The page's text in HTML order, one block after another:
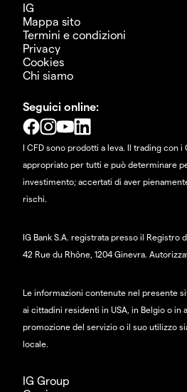
IG
Mappa sito
Termini e condizioni
Privacy
Cookies
Chi siamo
Seguici online:
I CFD sono prodotti a leva. Il trading con
appropriato per tutti e può determinare
investimento; accertati di aver
rischi.
IG Bank S.A. registrata presso il Registro
42 Rue du Rhône, 1204 Ginevra.
Le informazioni contenute nel presente
ai cittadini residenti in USA, in Belgio o in
promozione del servizio o il suo utilizzo
locale.
IG Group